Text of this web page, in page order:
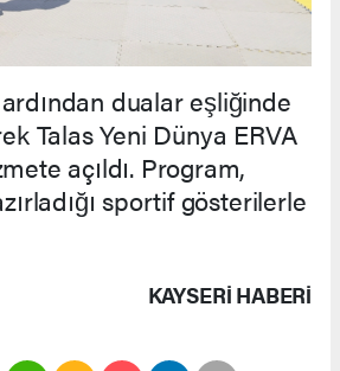
dualar eşliğinde
Talas Yeni Dünya ERVA
açıldı. Program,
sportif gösterilerle
KAYSERI HABERİ